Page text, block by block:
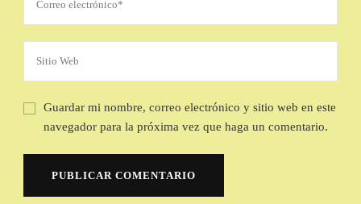
Guardar mi nombre, correo electrónico y sitio web en este
navegador para la próxima vez que haga un comentario.